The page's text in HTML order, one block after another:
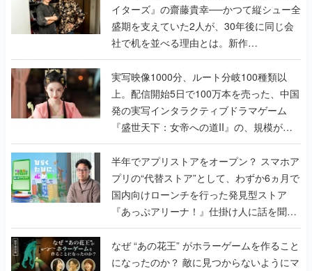
イターズ』の齋藤貴幸──かつて縦シュー全
盛期を支えていた2人が、30年後に同じ会
社で机を並べる理由とは。新作
『TATSUJIN EXTREME』で初タッグを組
んだレジェンド2人に訊く開発秘話
実写映像1000分、ルート分岐100種類以
上。配信開始5日で100万本を売った、中国
発の実写インタラクティブドラマゲーム
『盛世天下：女帝への道II』の、規模が違
うこだわりをプロデューサーに聞いた
半年でアプリストアをオープン？ スマホア
プリの“代替ストア”として、わずか6ヵ月で
国内向けローンチを行った発見型ストア
『あっぷアリーナ！』仕掛け人に話を聞い
てみた
なぜ “あの花王” がホラーゲームを作ること
になったのか？ 敵に見つからないようにマ